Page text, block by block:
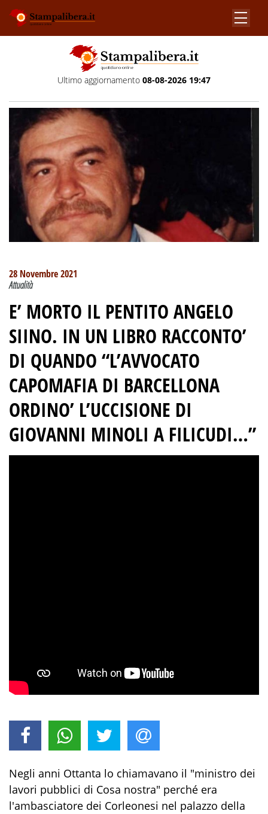
Ultimo aggiornamento 08-08-2026 19:47
28 Novembre 2021
Attualità
E’ MORTO IL PENTITO ANGELO
SIINO. IN UN LIBRO RACCONTO’
DI QUANDO “L’AVVOCATO
CAPOMAFIA DI BARCELLONA
ORDINO’ L’UCCISIONE DI
GIOVANNI MINOLI A FILICUDI…”
Negli anni Ottanta lo chiamavano il "ministro dei
lavori pubblici di Cosa nostra" perché era
l'ambasciatore dei Corleonesi nel palazzo della